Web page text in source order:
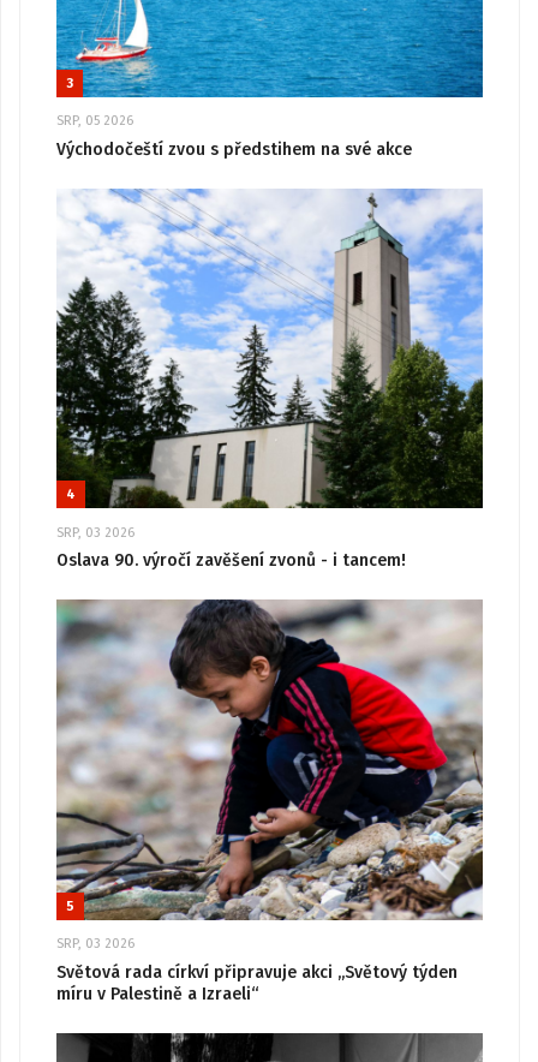
3
SRP, 05 2026
Východočeští zvou s předstihem na své akce
4
SRP, 03 2026
Oslava 90. výročí zavěšení zvonů - i tancem!
5
SRP, 03 2026
Světová rada církví připravuje akci „Světový týden
míru v Palestině a Izraeli“